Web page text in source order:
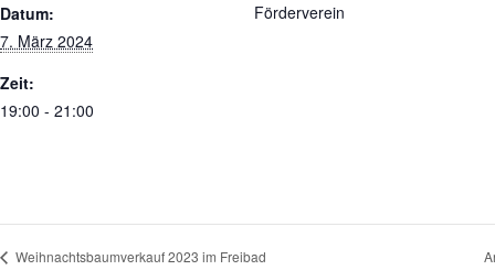
Datum:
7. März 2024
Zeit:
19:00 - 21:00
Förderverein
Weihnachtsbaumverkauf 2023 im Freibad